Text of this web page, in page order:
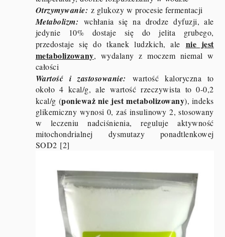
Otrzymywanie: z glukozy w procesie fermentacji
Metabolizm: wchłania się na drodze dyfuzji, ale
jedynie 10% dostaje się do jelita grubego,
przedostaje się do tkanek ludzkich, ale nie jest
metabolizowany, wydalany z moczem niemal w
całości
Wartość i zastosowanie: wartość kaloryczna to
około 4 kcal/g, ale wartość rzeczywista to 0-0,2
kcal/g (ponieważ nie jest metabolizowany), indeks
glikemiczny wynosi 0, zaś insulinowy 2, stosowany
w leczeniu nadciśnienia, reguluje aktywność
mitochondrialnej dysmutazy ponadtlenkowej
SOD2 [2]